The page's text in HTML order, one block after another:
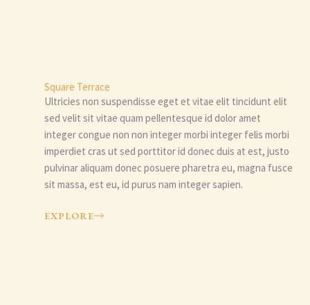
Square Terrace
Ultricies non suspendisse eget et vitae elit tincidunt elit
sed velit sit vitae quam pellentesque id dolor amet
integer congue non non integer morbi integer felis morbi
imperdiet cras ut sed porttitor id donec duis at est, justo
pulvinar aliquam donec posuere pharetra eu, magna fusce
sit massa, est eu, id purus nam integer sapien.
EXPLORE